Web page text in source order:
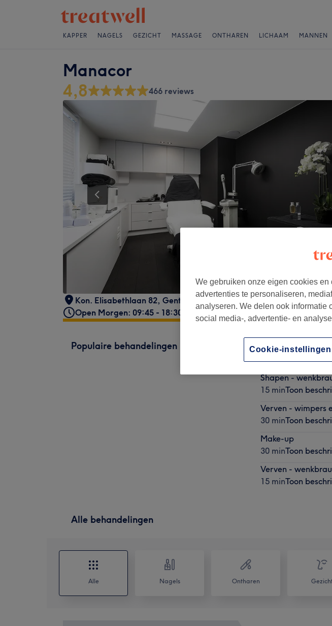
KAPPER NAGELS GEZICHT MASSAGE ONTHAREN LICHAAM MANNEN
Manacor
4,8 466 reviews
Kon. Elisabethlaan 82, Gent
9000
Open Morgen: 09:45 - 18:30
Populaire behandelingen
Make-upcursus - 4
Shapen -
15 minToon
Verven - wimpers
30 minToon
Make-up
30 minToon
Verven -
15 minToon
Alle behandelingen
Alle Nagels Ontharen
We gebruiken onze eigen cookies
advertenties te personaliseren,
analyseren. We delen ook informatie
social media-, advertentie- en
Cookie-instellingen